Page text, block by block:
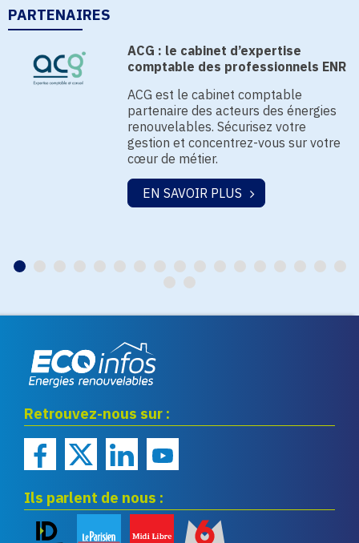
PARTENAIRES
ACG : le cabinet d’expertise
comptable des professionnels ENR
ACG est le cabinet comptable
partenaire des acteurs des énergies
renouvelables. Sécurisez votre
gestion et concentrez-vous sur votre
cœur de métier.
EN SAVOIR PLUS
renouvelables
Retrouvez-nous sur :
Ils parlent de nous :